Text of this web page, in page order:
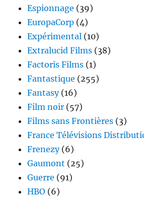
Espionnage (39)
EuropaCorp (4)
Expérimental (10)
Extralucid Films (38)
Factoris Films (1)
Fantastique (255)
Fantasy(16)
Film noir (57)
Films sans Frontières (3)
France Télévisions
Frenezy(6)
Gaumont (25)
Guerre (91)
HBO (6)